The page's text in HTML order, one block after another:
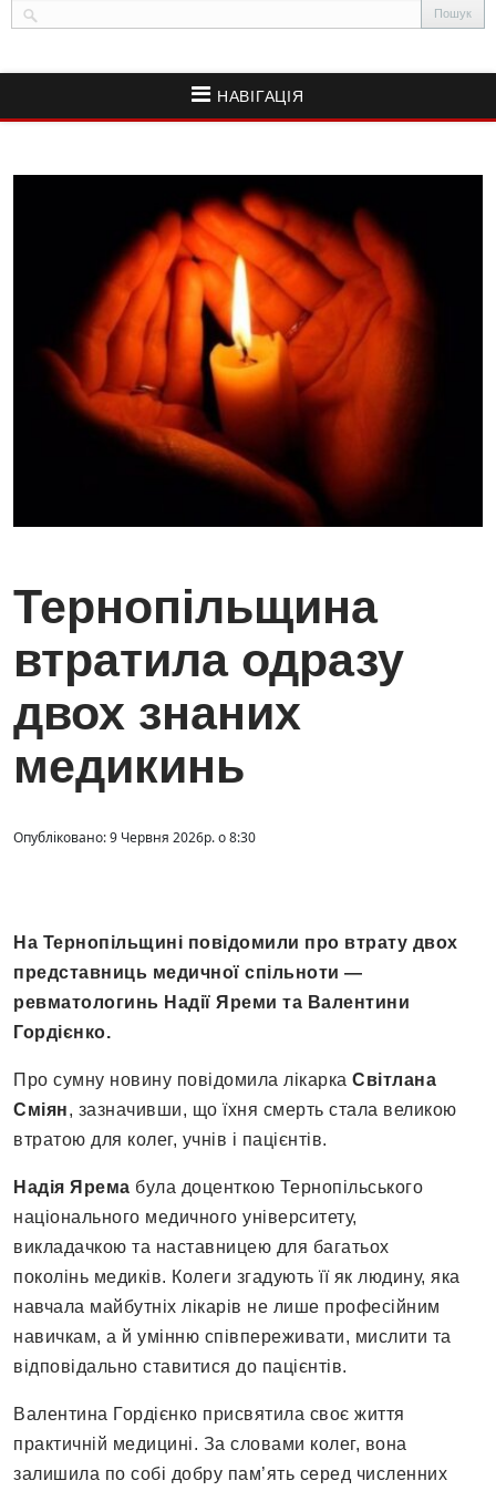
НАВІГАЦІЯ
Тернопільщина
втратила одразу
двох знаних
медикинь
Опубліковано: 9 Червня 2026р. о 8:30
На Тернопільщині повідомили про втрату двох
представниць медичної спільноти —
ревматологинь Надії Яреми та Валентини
Гордієнко.
Про сумну новину повідомила лікарка Світлана
Сміян, зазначивши, що їхня смерть стала великою
втратою для колег, учнів і пацієнтів.
Надія Ярема була доценткою Тернопільського
національного медичного університету,
викладачкою та наставницею для багатьох
поколінь медиків. Колеги згадують її як людину, яка
навчала майбутніх лікарів не лише професійним
навичкам, а й умінню співпереживати, мислити та
відповідально ставитися до пацієнтів.
Валентина Гордієнко присвятила своє життя
практичній медицині. За словами колег, вона
залишила по собі добру пам’ять серед численних